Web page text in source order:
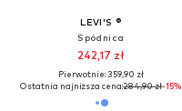
LEVI'S ®
Spódnica
242,17 zł
Pierwotnie: 359,90 zł
Ostatnia najniższa cena:284,90 zł-15%